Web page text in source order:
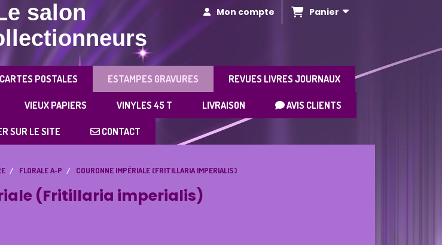
salon
Mon compte Panier
CARTES POSTALES ESTAMPES GRAVURES REVUES LIVRES JOURNAUX
VIEUX PAPIERS VINYLES 45 T LIVRAISON AVIS CLIENTS
SUR LE SITE CONTACT
FLORALE A-P COURONNE IMPÉRIALE (FRITILLARIA IMPERIALIS)
(Fritillaria imperialis)